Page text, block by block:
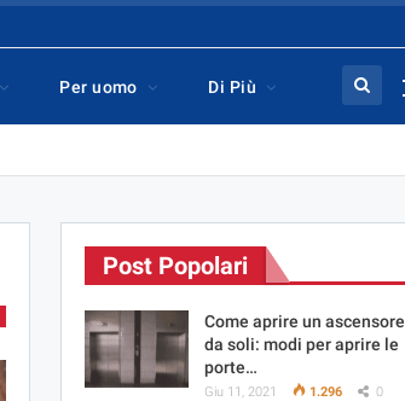
Per uomo Di Più
Post Popolari
Come aprire un ascensore
da soli: modi per aprire le
porte…
Giu 11, 2021 1.296 0